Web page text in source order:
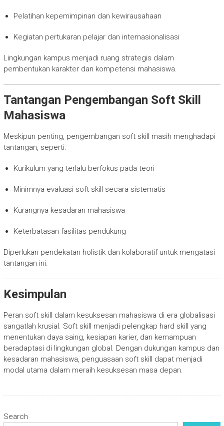
Pelatihan kepemimpinan dan kewirausahaan
Kegiatan pertukaran pelajar dan internasionalisasi
Lingkungan kampus menjadi ruang strategis dalam
pembentukan karakter dan kompetensi mahasiswa.
Tantangan Pengembangan Soft Skill
Mahasiswa
Meskipun penting, pengembangan soft skill masih menghadapi
tantangan, seperti:
Kurikulum yang terlalu berfokus pada teori
Minimnya evaluasi soft skill secara sistematis
Kurangnya kesadaran mahasiswa
Keterbatasan fasilitas pendukung
Diperlukan pendekatan holistik dan kolaboratif untuk mengatasi
tantangan ini.
Kesimpulan
Peran soft skill dalam kesuksesan mahasiswa di era globalisasi
sangatlah krusial. Soft skill menjadi pelengkap hard skill yang
menentukan daya saing, kesiapan karier, dan kemampuan
beradaptasi di lingkungan global. Dengan dukungan kampus dan
kesadaran mahasiswa, penguasaan soft skill dapat menjadi
modal utama dalam meraih kesuksesan masa depan.
Search